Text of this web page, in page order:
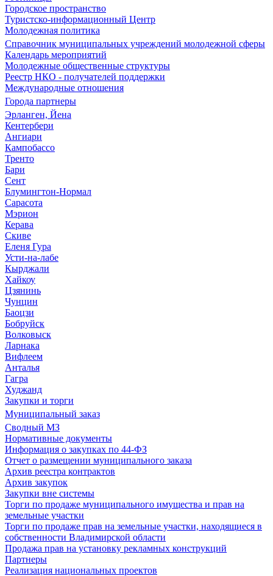
Городское пространство
Туристско-информационный Центр
Молодежная политика
Справочник муниципальных учреждений молодежной сферы
Календарь мероприятий
Молодежные общественные структуры
Реестр НКО - получателей поддержки
Международные отношения
Города партнеры
Эрланген, Йена
Кентербери
Ангиари
Кампобассо
Тренто
Бари
Сент
Блумингтон-Нормал
Сарасота
Мэрион
Керава
Скиве
Еленя Гура
Усти-на-лабе
Кырджали
Хайкоу
Цзянинь
Чунцин
Баоцзи
Бобруйск
Волковыск
Ларнака
Вифлеем
Анталья
Гагра
Худжанд
Закупки и торги
Муниципальный заказ
Сводный МЗ
Нормативные документы
Информация о закупках по 44-ФЗ
Отчет о размещении муниципального заказа
Архив реестра контрактов
Архив закупок
Закупки вне системы
Торги по продаже муниципального имущества и прав на
земельные участки
Торги по продаже прав на земельные участки, находящиеся в
собственности Владимирской области
Продажа прав на установку рекламных конструкций
Партнеры
Реализация национальных проектов